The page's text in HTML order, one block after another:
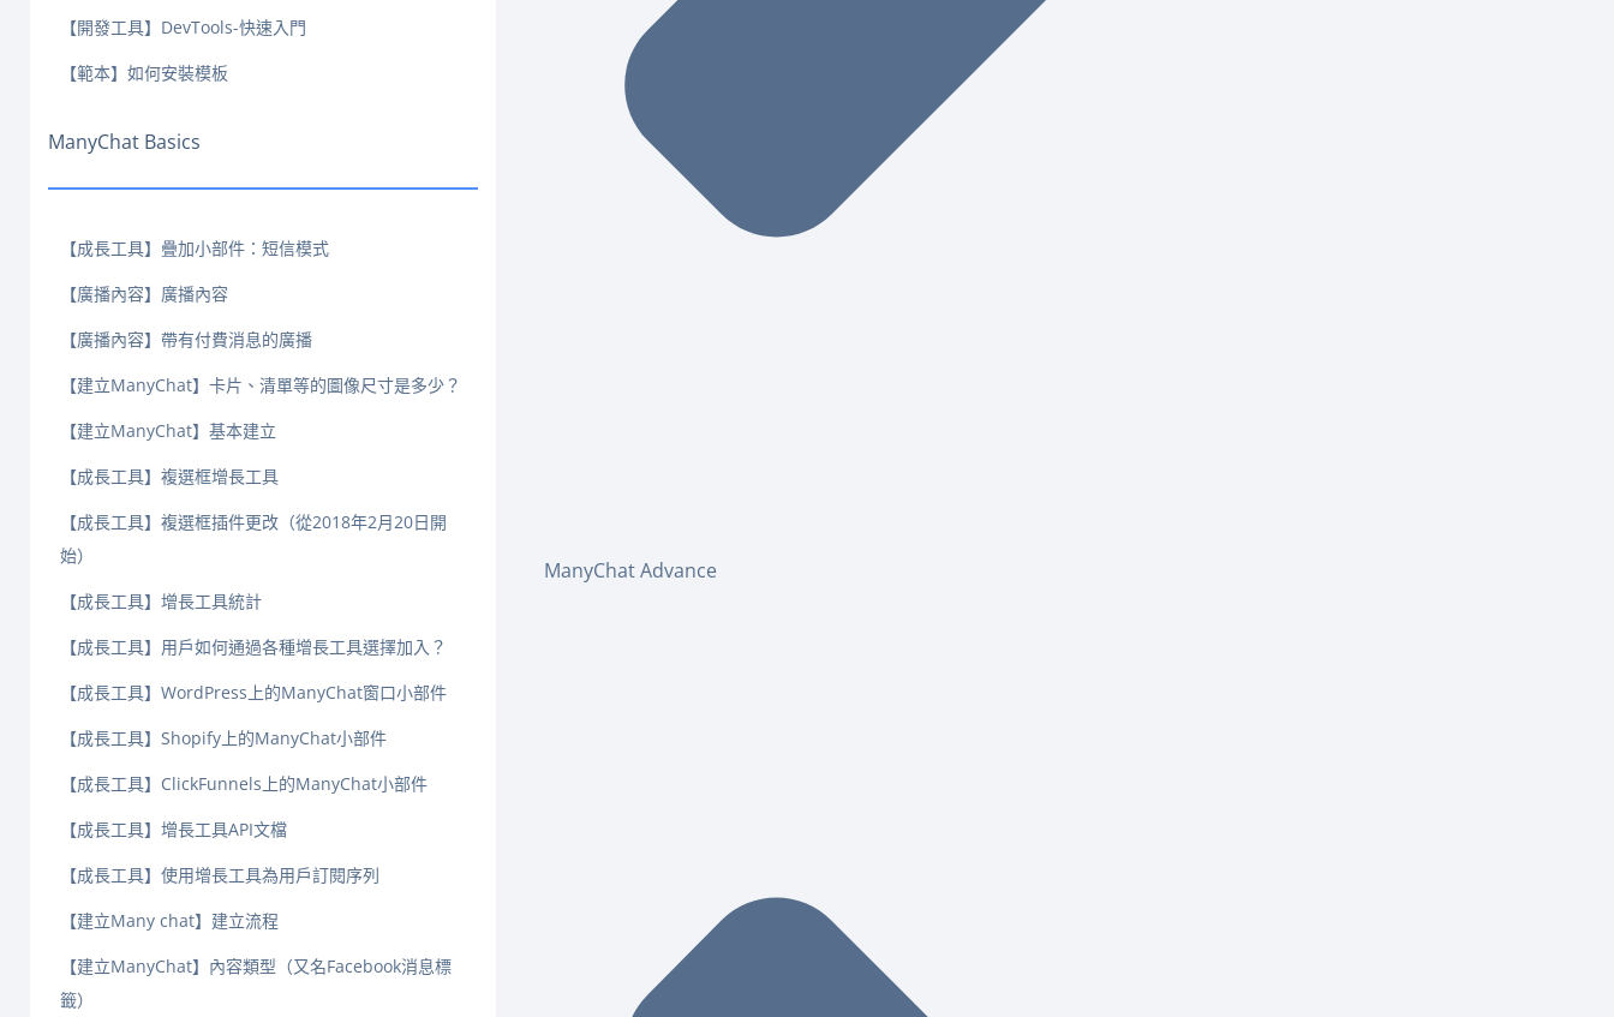
【開發工具】DevTools-快速入門
【範本】如何安裝模板
ManyChat Basics
【成長工具】疊加小部件：短信模式
【廣播內容】廣播內容
【廣播內容】帶有付費消息的廣播
【建立ManyChat】卡片、清單等的圖像尺寸是多少？
【建立ManyChat】基本建立
【成長工具】複選框增長工具
【成長工具】複選框插件更改（從2018年2月20日開
始）
【成長工具】增長工具統計
【成長工具】用戶如何通過各種增長工具選擇加入？
【成長工具】WordPress上的ManyChat窗口小部件
【成長工具】Shopify上的ManyChat小部件
【成長工具】ClickFunnels上的ManyChat小部件
【成長工具】增長工具API文檔
【成長工具】使用增長工具為用戶訂閱序列
【建立Many chat】建立流程
【建立ManyChat】內容類型（又名Facebook消息標
籤）
ManyChat Advance